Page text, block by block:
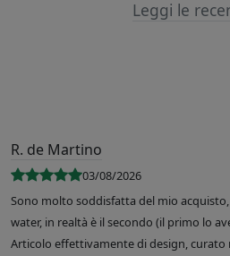
Leggi le
R. de Martino
03/08/2026
Sono molto soddisfatta del mio
water, in realtà è il secondo (il primo lo
Articolo effettivamente di design,